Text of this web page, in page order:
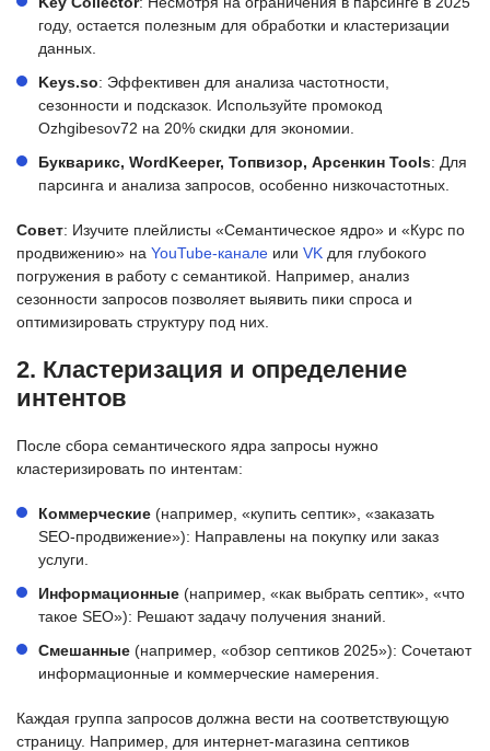
году, остается полезным для обработки и кластеризации
данных.
Keys.so: Эффективен для анализа частотности,
сезонности и подсказок. Используйте промокод
Ozhgibesov72 на 20% скидки для экономии.
Букварикс, WordKeeper, Топвизор, Арсенкин Tools: Для
парсинга и анализа запросов, особенно низкочастотных.
Совет: Изучите плейлисты «Семантическое ядро» и «Курс по
продвижению» на YouTube-канале или VK для глубокого
погружения в работу с семантикой. Например, анализ
сезонности запросов позволяет выявить пики спроса и
оптимизировать структуру под них.
2. Кластеризация и определение
интентов
После сбора семантического ядра запросы нужно
кластеризировать по интентам:
Коммерческие (например, «купить септик», «заказать
SEO-продвижение»): Направлены на покупку или заказ
услуги.
Информационные (например, «как выбрать септик», «что
такое SEO»): Решают задачу получения знаний.
Смешанные (например, «обзор септиков 2025»): Сочетают
информационные и коммерческие намерения.
Каждая группа запросов должна вести на соответствующую
страницу. Например, для интернет-магазина септиков